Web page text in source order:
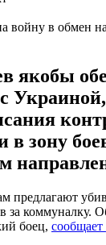
войну в обмен
якобы
в зону
предлагают
за коммуналку.
боец, сообщает